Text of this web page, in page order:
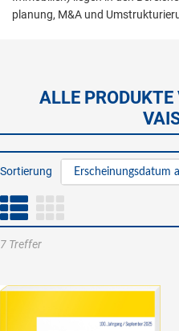
planung, M&A und
ALLE
Sortierung Erscheinungsdatum
7 Treffer